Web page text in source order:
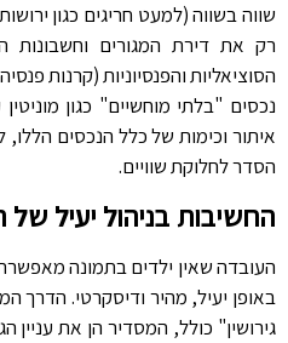
שווה בשווה (למעט חריגים כגון
רק את דירת המגורים
הסוציאליות והפנסיוניות (קרנות
נכסים "בלתי מוחשיים" כגון
איתור וכימות של כלל הנכסים הללו,
הסדר לחלוקת שוויים.
החשיבות בניהול יעיל של
העובדה שאין ילדים בתמונה
באופן יעיל, מהיר ודיסקרטי. הדרך
גירושין" כולל, המסדיר הן את עניין